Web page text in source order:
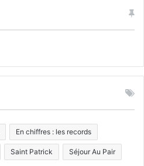
En chiffres : les records
Saint Patrick Séjour Au Pair